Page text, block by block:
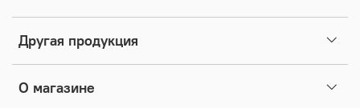
Другая продукция
О магазине